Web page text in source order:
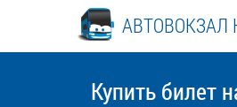
АВТОВОКЗАЛ
Купить билет